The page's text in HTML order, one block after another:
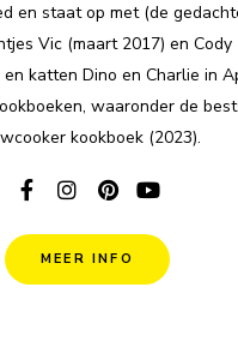
en staat op met (de
Vic (maart 2017) en Cody
en katten Dino en Charlie in
waaronder de
kookboek (2023).
MEER INFO